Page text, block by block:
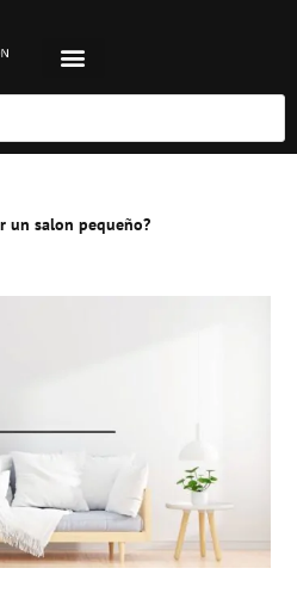
un salon pequeño?